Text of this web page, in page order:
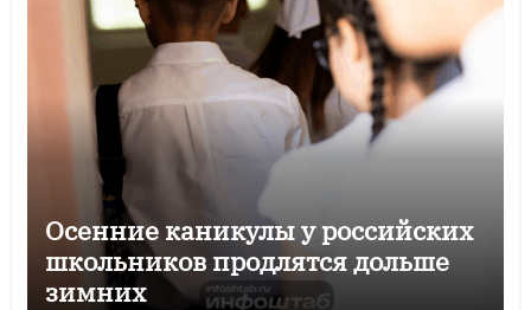
Осенние каникулы у российских
школьников продлятся дольше
зимних